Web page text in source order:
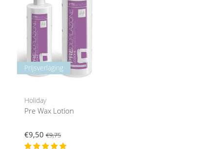
Prijsverlaging
Holiday
Pre Wax Lotion
€9,50 €9,75